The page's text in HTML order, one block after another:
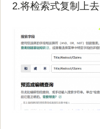
2.将检索式复制上去